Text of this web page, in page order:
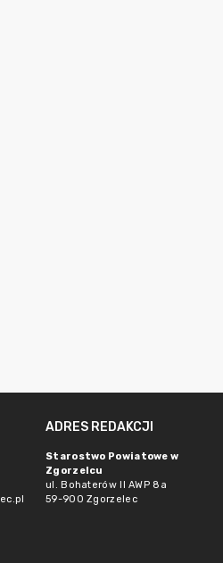
ADRES REDAKCJI
Starostwo Powiatowe w
Zgorzelcu
ul. Bohaterów II AWP 8a
59-900 Zgorzelec